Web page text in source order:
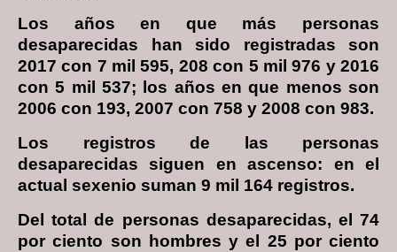
Los años en que más personas
desaparecidas han sido registradas son
2017 con 7 mil 595, 208 con 5 mil 976 y 2016
con 5 mil 537; los años en que menos son
2006 con 193, 2007 con 758 y 2008 con 983.
Los registros de las personas
desaparecidas siguen en ascenso: en el
actual sexenio suman 9 mil 164 registros.
Del total de personas desaparecidas, el 74
por ciento son hombres y el 25 por ciento